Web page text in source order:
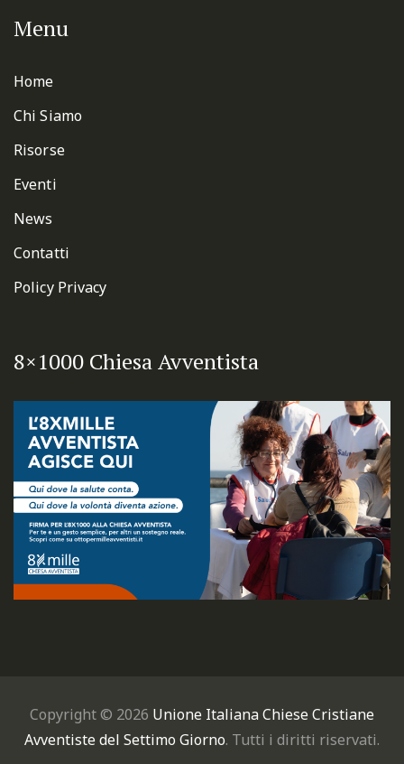
Menu
Home
Chi Siamo
Risorse
Eventi
News
Contatti
Policy Privacy
8×1000 Chiesa Avventista
Copyright © 2026 Unione Italiana Chiese Cristiane
Avventiste del Settimo Giorno. Tutti i diritti riservati.